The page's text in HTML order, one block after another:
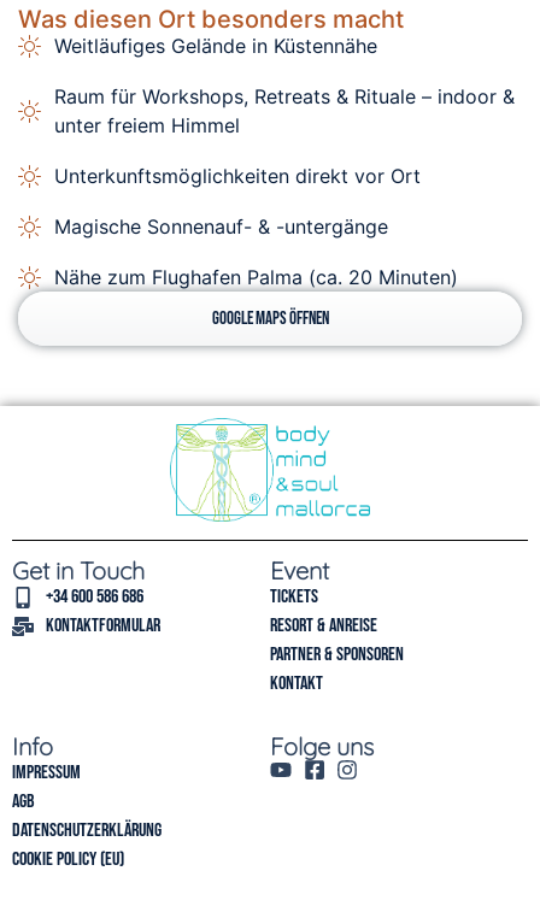
Was diesen Ort besonders macht
Weitläufiges Gelände in Küstennähe
Raum für Workshops, Retreats & Rituale – indoor &
unter freiem Himmel
Unterkunftsmöglichkeiten direkt vor Ort
Magische Sonnenauf- & -untergänge
Nähe zum Flughafen Palma (ca. 20 Minuten)
GOOGLE MAPS ÖFFNEN
Get in Touch
+34 600 586 686
Kontaktformular
Event
Tickets
Resort & Anreise
Partner & Sponsoren
Kontakt
Info
Impressum
AGB
Datenschutzerklärung
Cookie Policy (EU)
Folge uns